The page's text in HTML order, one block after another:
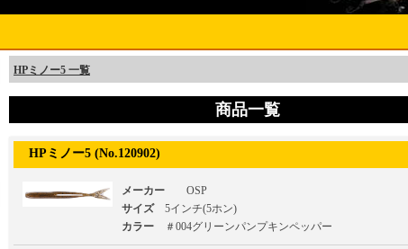
HPミノー5 一覧
商品一覧
HPミノー5 (No.120902)
メーカー
OSP
サイズ
5インチ(5ホン)
カラー
＃004グリーンパンプキンペッパー